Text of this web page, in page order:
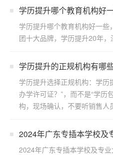
学历提升哪个教育机构好
学历提升哪个教育机构好一
团十大品牌，学历提升20年
学历提升的正规机构有哪
亏！
学历提升选择正规机构：学历
办学许可证？”，而不是“学历
构，现场确认，不要听销售
2024年广东专插本学校及
2024年广东专插本学校及专